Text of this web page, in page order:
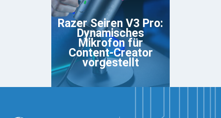
Razer Seiren V3 Pro:
Dynamisches
Mikrofon für
Content-Creator
vorgestellt